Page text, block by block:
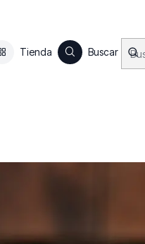
Tienda Buscar